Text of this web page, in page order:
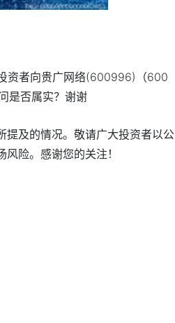
资者向贵广网络(600996)（600
是否属实？谢谢
提及的情况。敬请广大投资者以公
险。感谢您的关注！